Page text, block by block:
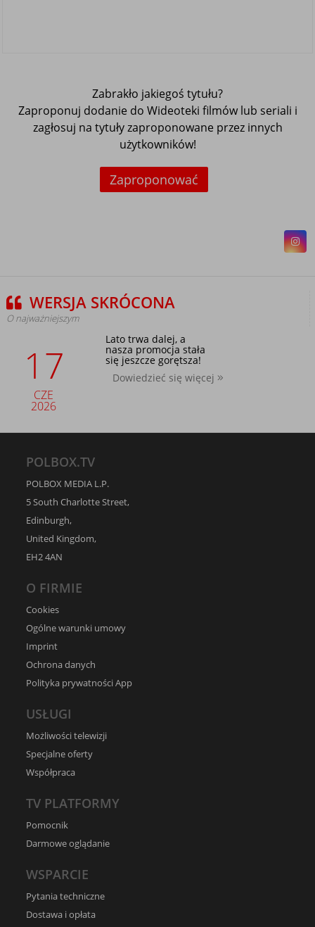
Zabrakło jakiegoś tytułu?
Zaproponuj dodanie do Wideoteki filmów lub seriali i
zagłosuj na tytuły zaproponowane przez innych
użytkowników!
Zaproponować
WERSJA SKRÓCONA
O najważniejszym
17
CZE
2026
Lato trwa dalej, a
nasza promocja stała
się jeszcze gorętsza!
Dowiedzieć się więcej
POLBOX.TV
POLBOX MEDIA L.P.
5 South Charlotte Street,
Edinburgh,
United Kingdom,
EH2 4AN
O FIRMIE
Cookies
Ogólne warunki umowy
Imprint
Ochrona danych
Polityka prywatności App
USŁUGI
Możliwości telewizji
Specjalne oferty
Współpraca
TV PLATFORMY
Pomocnik
Darmowe oglądanie
WSPARCIE
Pytania techniczne
Dostawa i opłata